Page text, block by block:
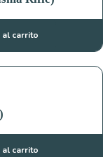
carrito
carrito